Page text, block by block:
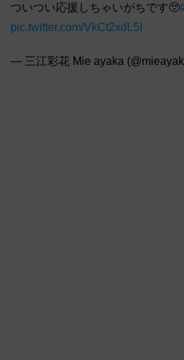
ついつい応援しちゃいがちです🥺
pic.twitter.com/VkCt2xdL5I
— 三江彩花 Mie ayaka